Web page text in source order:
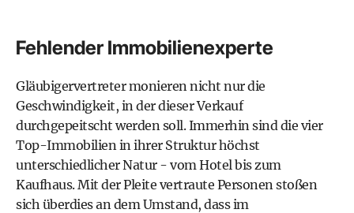
Fehlender Immobilienexperte
Gläubigervertreter monieren nicht nur die
Geschwindigkeit, in der dieser Verkauf
durchgepeitscht werden soll. Immerhin sind die vier
Top-Immobilien in ihrer Struktur höchst
unterschiedlicher Natur - vom Hotel bis zum
Kaufhaus. Mit der Pleite vertraute Personen stoßen
sich überdies an dem Umstand, dass im